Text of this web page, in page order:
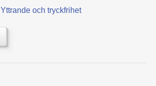
Yttrande och tryckfrihet